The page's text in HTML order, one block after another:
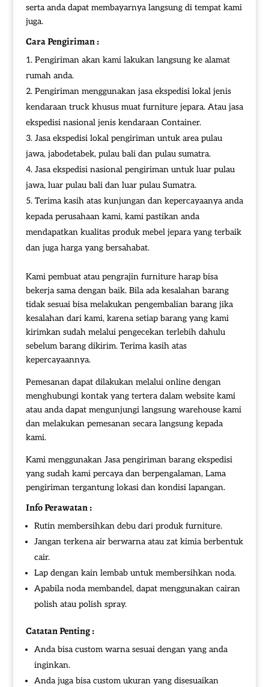
serta anda dapat membayarnya langsung di tempat kami
juga.
Cara Pengiriman :
Pengiriman akan kami lakukan langsung ke alamat
rumah anda.
Pengiriman menggunakan jasa ekspedisi lokal jenis
kendaraan truck khusus muat furniture jepara. Atau jasa
ekspedisi nasional jenis kendaraan Container.
Jasa ekspedisi lokal pengiriman untuk area pulau
jawa, jabodetabek, pulau bali dan pulau sumatra.
Jasa ekspedisi nasional pengiriman untuk luar pulau
jawa, luar pulau bali dan luar pulau Sumatra.
Terima kasih atas kunjungan dan kepercayaanya anda
kepada perusahaan kami, kami pastikan anda
mendapatkan kualitas produk mebel jepara yang terbaik
dan juga harga yang bersahabat.
Kami pembuat atau pengrajin furniture harap bisa
bekerja sama dengan baik. Bila ada kesalahan barang
tidak sesuai bisa melakukan pengembalian barang jika
kesalahan dari kami, karena setiap barang yang kami
kirimkan sudah melalui pengecekan terlebih dahulu
sebelum barang dikirim. Terima kasih atas
kepercayaannya.
Pemesanan dapat dilakukan melalui online dengan
menghubungi kontak yang tertera dalam website kami
atau anda dapat mengunjungi langsung warehouse kami
dan melakukan pemesanan secara langsung kepada
kami.
Kami menggunakan Jasa pengiriman barang ekspedisi
yang sudah kami percaya dan berpengalaman, Lama
pengiriman tergantung lokasi dan kondisi lapangan.
Info Perawatan :
Rutin membersihkan debu dari produk furniture.
Jangan terkena air berwarna atau zat kimia berbentuk
cair.
Lap dengan kain lembab untuk membersihkan noda.
Apabila noda membandel, dapat menggunakan cairan
polish atau polish spray.
Catatan Penting :
Anda bisa custom warna sesuai dengan yang anda
inginkan.
Anda juga bisa custom ukuran yang disesuaikan